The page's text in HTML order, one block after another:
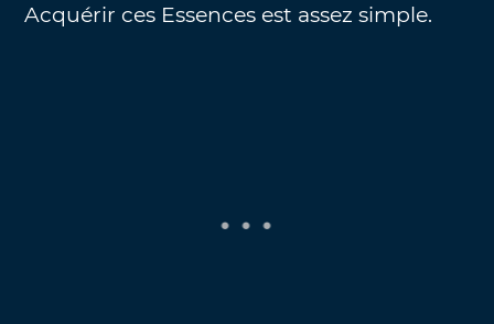
Acquérir ces Essences est assez simple.